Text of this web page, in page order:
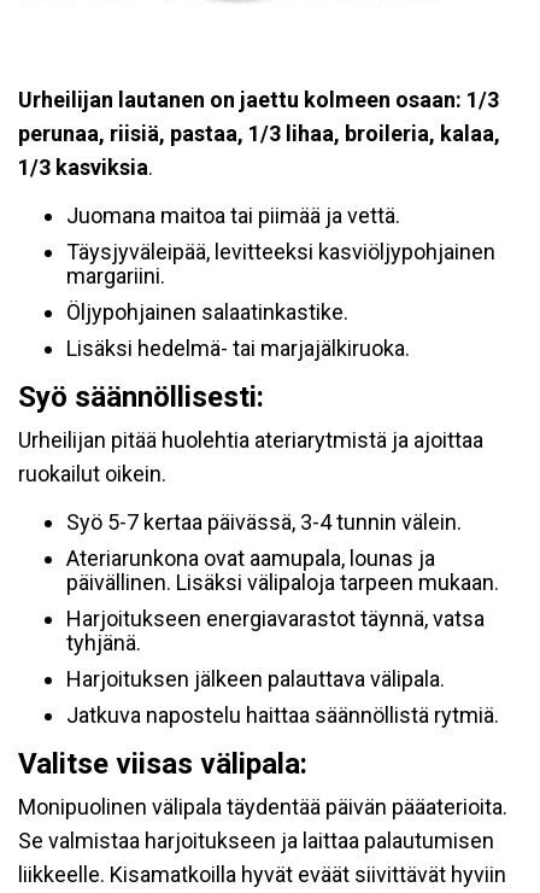
Urheilijan lautanen on jaettu kolmeen osaan: 1/3
perunaa, riisiä, pastaa, 1/3 lihaa, broileria, kalaa,
1/3 kasviksia.
Juomana maitoa tai piimää ja vettä.
Täysjyväleipää, levitteeksi kasviöljypohjainen
margariini.
Öljypohjainen salaatinkastike.
Lisäksi hedelmä- tai marjajälkiruoka.
Syö säännöllisesti:
Urheilijan pitää huolehtia ateriarytmistä ja ajoittaa
ruokailut oikein.
Syö 5-7 kertaa päivässä, 3-4 tunnin välein.
Ateriarunkona ovat aamupala, lounas ja
päivällinen. Lisäksi välipaloja tarpeen mukaan.
Harjoitukseen energiavarastot täynnä, vatsa
tyhjänä.
Harjoituksen jälkeen palauttava välipala.
Jatkuva napostelu haittaa säännöllistä rytmiä.
Valitse viisas välipala:
Monipuolinen välipala täydentää päivän pääaterioita.
Se valmistaa harjoitukseen ja laittaa palautumisen
liikkeelle. Kisamatkoilla hyvät eväät siivittävät hyviin